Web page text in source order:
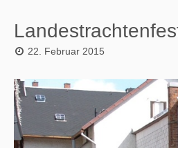
22. Februar 2015